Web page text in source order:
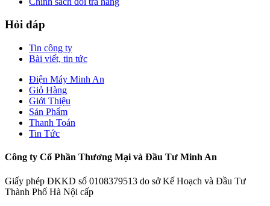
Hỏi đáp
Tin công ty
Bài viết, tin tức
Điện Máy Minh An
Giỏ Hàng
Giới Thiệu
Sản Phẩm
Thanh Toán
Tin Tức
Công ty Cổ Phần Thương Mại và Đầu Tư Minh An
Giấy phép ĐKKD số 0108379513 do sở Kế Hoạch và Đầu Tư
Thành Phố Hà Nội cấp